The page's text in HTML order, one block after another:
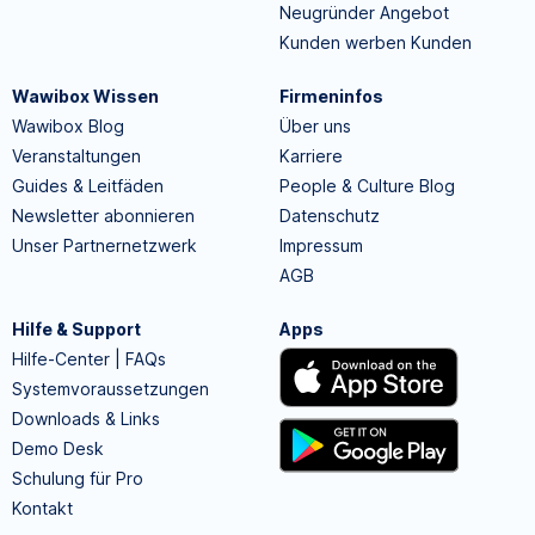
Neugründer Angebot
Kunden werben Kunden
Wawibox Wissen
Wawibox Blog
Veranstaltungen
Guides & Leitfäden
Newsletter abonnieren
Unser Partnernetzwerk
Firmeninfos
Über uns
Karriere
People & Culture Blog
Datenschutz
Impressum
AGB
Hilfe & Support
Hilfe-Center | FAQs
Systemvoraussetzungen
Downloads & Links
Demo Desk
Schulung für Pro
Kontakt
Apps